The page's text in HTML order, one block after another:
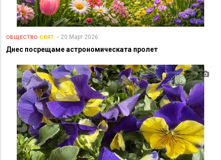
ОБЩЕСТВО СВЯТ 20 Март 2026
Днес посрещаме астрономическата пролет